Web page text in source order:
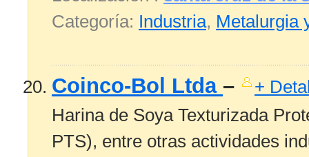
Categoría: Industria, Metalurgia
Coinco-Bol Ltda – +
Harina de Soya Texturizada
PTS), entre otras actividades